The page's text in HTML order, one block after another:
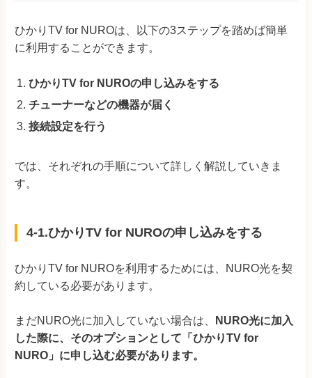
ひかりTV for NUROは、以下の3ステップを踏めば簡単
に利用することができます。
ひかりTV for NUROの申し込みをする
チューナーなどの機器が届く
接続設定を行う
では、それぞれの手順について詳しく解説していきま
す。
4-1.ひかりTV for NUROの申し込みをする
ひかりTV for NUROを利用するためには、NURO光を契
約している必要があります。
まだNURO光に加入していない場合は、
NURO光に加入
した際に、そのオプションとして「ひかりTV for
NURO」に申し込む必要があります。